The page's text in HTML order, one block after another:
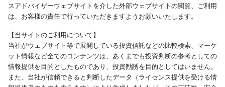
スアドバイザーウェブサイトを介した外部ウェブサイトの閲覧、ご利用
は、お客様の責任で行っていただきますようお願いいたします。
【当サイトのご利用について】
当社がウェブサイト等で展開している投資信託などの比較検索、マーケ
ット情報など全てのコンテンツは、あくまでも投資判断の参考としての
情報提供を目的としたものであり、投資勧誘を目的としてはいません。
また、当社が信頼できると判断したデータ（ライセンス提供を受ける情